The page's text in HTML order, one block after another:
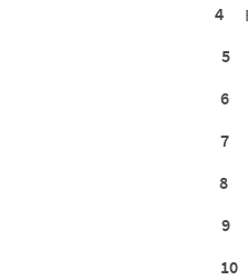
4
5
6
7
8
9
10